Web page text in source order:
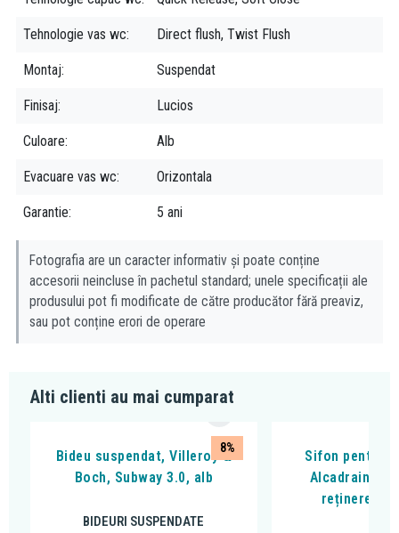
Tehnologie vas wc Direct flush, Twist Flush
Montaj Suspendat
Finisaj Lucios
Culoare Alb
Evacuare vas wc Orizontala
Garantie 5 ani
Fotografia are un caracter informativ și poate conține
accesorii neincluse în pachetul standard; unele specificații ale
produsului pot fi modificate de către producător fără preaviz,
sau pot conține erori de operare
Alti clienti au mai cumparat
8%
Bideu suspendat, Villeroy &
Boch, Subway 3.0, alb
BIDEURI SUSPENDATE
Sifon pentru
Alcadrain, cu
reținere a